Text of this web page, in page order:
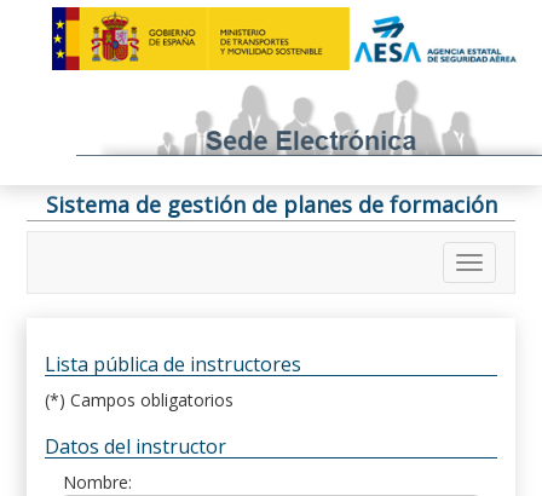
Sistema de gestión de planes de formación
Lista pública de instructores
(*) Campos obligatorios
Datos del instructor
Nombre: